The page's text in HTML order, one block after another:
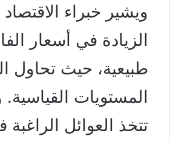
ويشير خبراء
الزيادة في أسعار
طبيعية، حيث تحاول
المستويات
تتخذ العوائل